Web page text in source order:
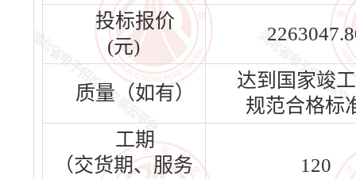
投标报价
(元)
质量（如有）
达到国家竣
规范合格标
工期
（交货期、服务
120